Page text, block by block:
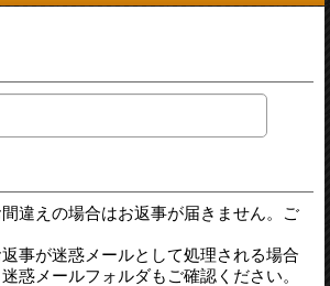
違えの場合はお返事が届きません。ご
事が迷惑メールとして処理される場合
惑メールフォルダもご確認ください。